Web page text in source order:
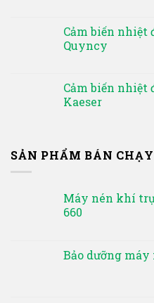
Cảm biến nhiệt
Quyncy
Cảm biến nhiệt
Kaeser
SẢN PHẨM BÁN CHẠY
Máy nén khí
660
Bảo dưỡng